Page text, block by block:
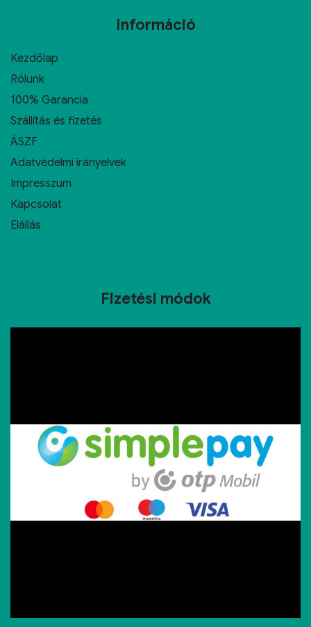
Információ
Kezdőlap
Rólunk
100% Garancia
Szállítás és fizetés
ÁSZF
Adatvédelmi irányelvek
Impresszum
Kapcsolat
Elállás
Fizetési módok